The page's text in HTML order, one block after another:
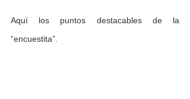
Aquí los puntos destacables de la
“encuestita”.